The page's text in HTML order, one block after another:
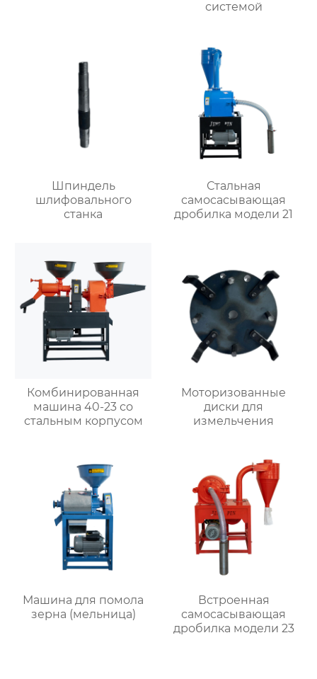
системой
Шпиндель
шлифовального
станка
Стальная
самоcасывающая
дробилка модели 21
Комбинированная
машина 40-23 со
стальным корпусом
Моторизованные
диски для
измельчения
Машина для помола
зерна (мельница)
Встроенная
самоcасывающая
дробилка модели 23